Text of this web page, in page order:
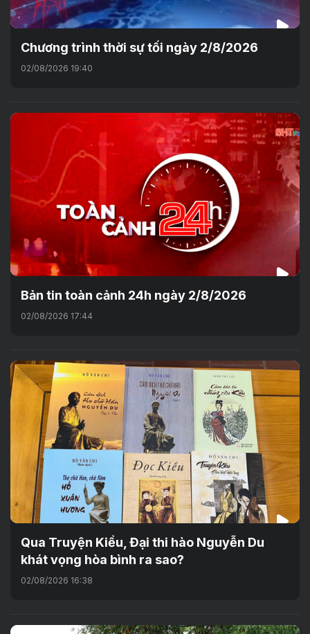
Chương trình thời sự tối ngày 2/8/2026
02/08/2026 19:40
Bản tin toàn cảnh 24h ngày 2/8/2026
02/08/2026 17:44
Qua Truyện Kiều, Đại thi hào Nguyễn Du
khát vọng hòa bình ra sao?
02/08/2026 16:38